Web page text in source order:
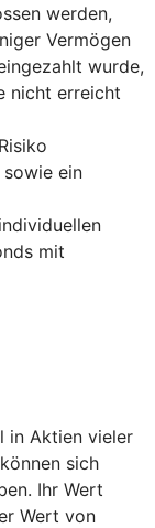
werden,
Vermögen
wurde,
nicht erreicht
ein
mit
in Aktien vieler
sich
Ihr Wert
Wert von